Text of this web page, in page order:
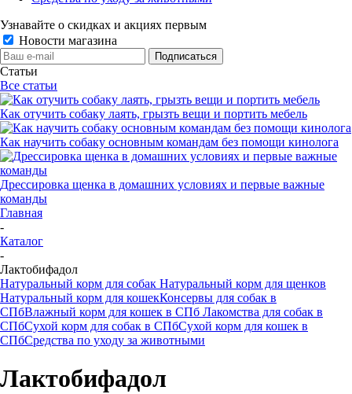
Узнавайте о скидках и акциях первым
Новости магазина
Статьи
Все статьи
Как отучить собаку лаять, грызть вещи и портить мебель
Как научить собаку основным командам без помощи кинолога
Дрессировка щенка в домашних условиях и первые важные
команды
Главная
-
Каталог
-
Лактобифадол
Натуральный корм для собак Натуральный корм для щенков
Натуральный корм для кошекКонсервы для собак в
СПбВлажный корм для кошек в СПб Лакомства для собак в
СПбСухой корм для собак в СПбСухой корм для кошек в
СПбСредства по уходу за животными
Лактобифадол